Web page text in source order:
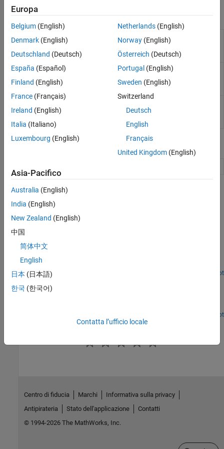
Funzioni
buildInstrumentedMex
Generate compiled C code
function including logging
instrumentation
showInstrumentationResults
Results logged by
instrumented, compiled C
code function
instrumented, compiled C
code function
Informazioni complementari
Manual Fixed-Point Conversion Best Practices Webinar
Esempi in primo piano
Develop Fixed-Point Algorithms
Develop and verify a simple fixed-point algorithm.
Apri live script
Apri live script
How useful was this information?
Europa
Belgium (English)
Denmark (English)
Deutschland (Deutsch)
España (Español)
Finland (English)
France (Français)
Ireland (English)
Italia (Italiano)
Luxembourg (English)
Netherlands(English)
Norway(English)
Österreich (Deutsch)
Portugal (English)
Sweden (English)
Switzerland
Deutsch
English
Français
United Kingdom(English)
Asia-Pacifico
Australia (English)
India (English)
New Zealand (English)
中国
简体中文
English
日本 (日本語)
한국 (한국어)
Contatta l’ufficio locale
Centro di fiducia Marchi
Informativa sulla privacy
Antipirateria
Stato dell'applicazione
Contatti
© 1994-2026 The MathWorks, Inc.